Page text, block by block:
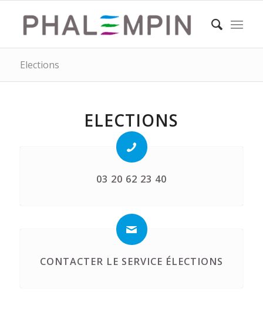
Elections
ELECTIONS
03 20 62 23 40
CONTACTER LE SERVICE ÉLECTIONS